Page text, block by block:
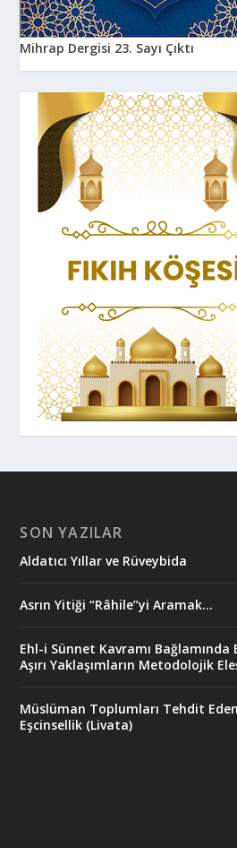
Mihrap Dergisi 23. Sayı Çıktı
SON YAZILAR
Aldatıcı Yıllar ve Rüveybida
Asrın Yitiği “Râhile”yi Aramak…
Ehl-i Sünnet Kavramı Bağlamında
Aşırı Yaklaşımların Metodolojik
Müslüman Toplumları Tehdit
Eşcinsellik (Livata)